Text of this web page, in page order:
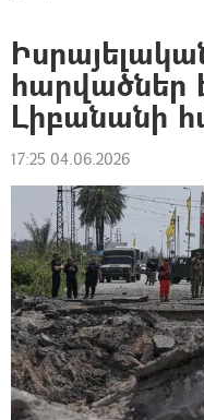
հարվածներ
Լիբանանի
17:25 04.06.2026